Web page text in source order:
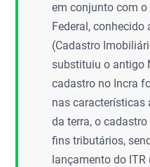
em conjunto com
Federal, conhecido
(Cadastro
substituiu o antigo
cadastro no Incra
nas características
da terra, o
fins tributários,
lançamento do ITR